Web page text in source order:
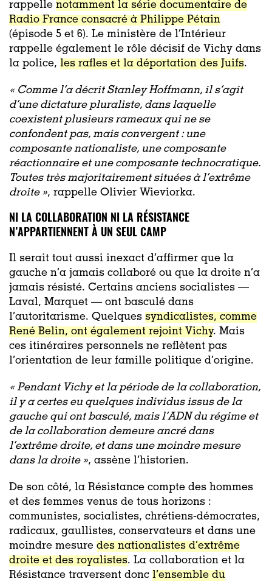
rappelle notamment la série documentaire de
Radio France consacré à Philippe Pétain
(épisode 5 et 6). Le ministère de l’Intérieur
rappelle également le rôle décisif de Vichy dans
la police, les rafles et la déportation des Juifs.
« Comme l’a décrit Stanley Hoffmann, il s’agit
d’une dictature pluraliste, dans laquelle
coexistent plusieurs rameaux qui ne se
confondent pas, mais convergent : une
composante nationaliste, une composante
réactionnaire et une composante technocratique.
Toutes très majoritairement situées à l’extrême
droite », rappelle Olivier Wieviorka.
NI LA COLLABORATION NI LA RÉSISTANCE
N’APPARTIENNENT À UN SEUL CAMP
Il serait tout aussi inexact d’affirmer que la
gauche n’a jamais collaboré ou que la droite n’a
jamais résisté. Certains anciens socialistes —
Laval, Marquet — ont basculé dans
l’autoritarisme. Quelques syndicalistes, comme
René Belin, ont également rejoint Vichy. Mais
ces itinéraires personnels ne reflètent pas
l’orientation de leur famille politique d’origine.
« Pendant Vichy et la période de la collaboration,
il y a certes eu quelques individus issus de la
gauche qui ont basculé, mais l’ADN du régime et
de la collaboration demeure ancré dans
l’extrême droite, et dans une moindre mesure
dans la droite », assène l’historien.
De son côté, la Résistance compte des hommes
et des femmes venus de tous horizons :
communistes, socialistes, chrétiens-démocrates,
radicaux, gaullistes, conservateurs et dans une
moindre mesure des nationalistes d’extrême
droite et des royalistes. La collaboration et la
Résistance traversent donc l’ensemble du